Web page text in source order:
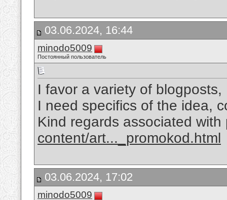
03.06.2024, 16:44
minodo5009
Постоянный пользователь
I favor a variety of
I need specifics of the idea,
Kind regards associated
content/art..._promokod.html
03.06.2024, 17:02
minodo5009